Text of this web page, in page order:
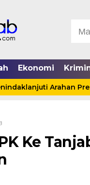
Ekonomi
Arahan
Ke